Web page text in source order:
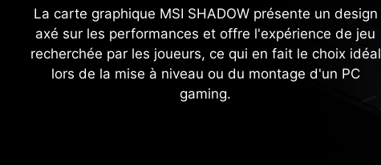
La carte graphique MSI SHADOW présente un design
axé sur les performances et offre l'expérience de jeu
recherchée par les joueurs, ce qui en fait le choix idéal
lors de la mise à niveau ou du montage d'un PC
gaming.